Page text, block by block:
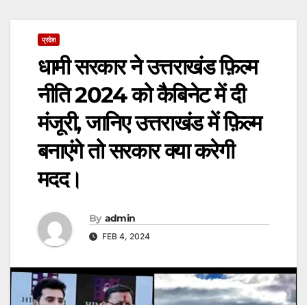
प्रदेश
धामी सरकार ने उत्तराखंड फ़िल्म
नीति 2024 को कैबिनेट में दी
मंजूरी, जानिए उत्तराखंड में फ़िल्म
बनाएंगे तो सरकार क्या करेगी
मदद।
By admin
FEB 4, 2024